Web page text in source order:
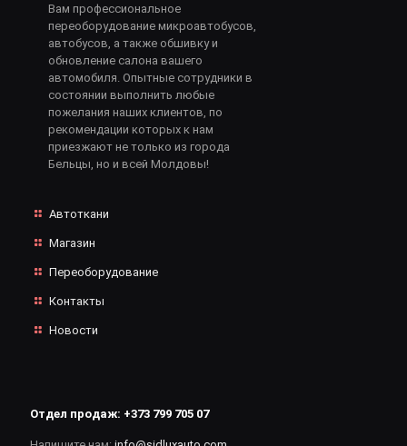
Вам профессиональное
переоборудование микроавтобусов,
автобусов, а также обшивку и
обновление салона вашего
автомобиля. Опытные сотрудники в
состоянии выполнить любые
пожелания наших клиентов, по
рекомендации которых к нам
приезжают не только из города
Бельцы, но и всей Молдовы!
Автоткани
Магазин
Переоборудование
Контакты
Новости
Отдел продаж: +373 799 705 07